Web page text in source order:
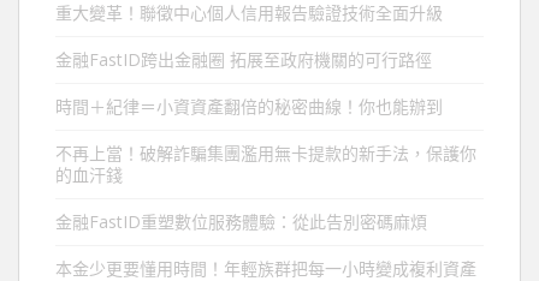
重大變革！聯徵中心個人信用報告驗證技術全面升級
金融FastID跨出金融圈 拓展至政府機關的可行路徑
時間＋紀律＝小資資產翻倍的秘密曲線！你也能辦到
不再上當！破解詐騙集團濫用無卡提款的新手法，保護你
的血汗錢
金融FastID重塑數位服務體驗：從此告別密碼麻煩
本金少更要懂用時間！年輕族群把每一小時變成複利資產